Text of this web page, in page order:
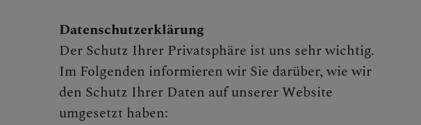
TERMINKALENDER
Datenschutzerklärung
Der Schutz Ihrer Privatsphäre ist uns sehr wichtig.
Im Folgenden informieren wir Sie darüber, wie wir
den Schutz Ihrer Daten auf unserer Website
umgesetzt haben: